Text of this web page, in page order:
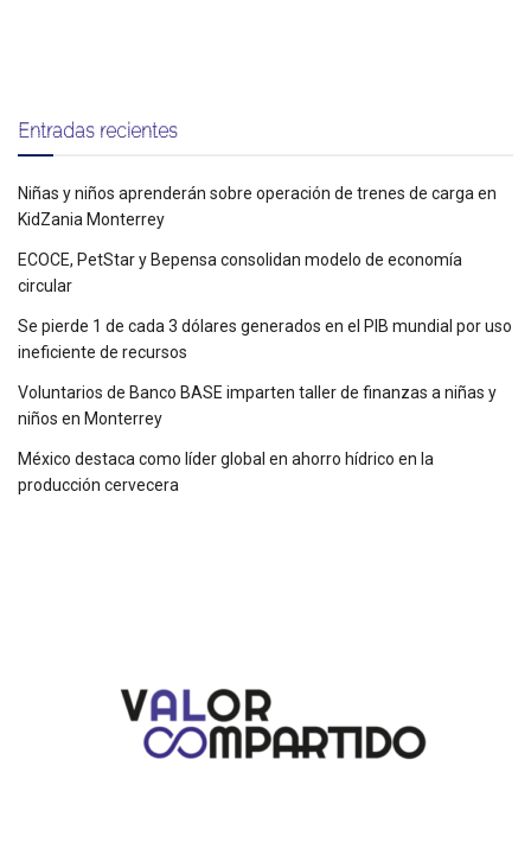
Entradas recientes
Niñas y niños aprenderán sobre operación de trenes de carga en
KidZania Monterrey
ECOCE, PetStar y Bepensa consolidan modelo de economía
circular
Se pierde 1 de cada 3 dólares generados en el PIB mundial por uso
ineficiente de recursos
Voluntarios de Banco BASE imparten taller de finanzas a niñas y
niños en Monterrey
México destaca como líder global en ahorro hídrico en la
producción cervecera